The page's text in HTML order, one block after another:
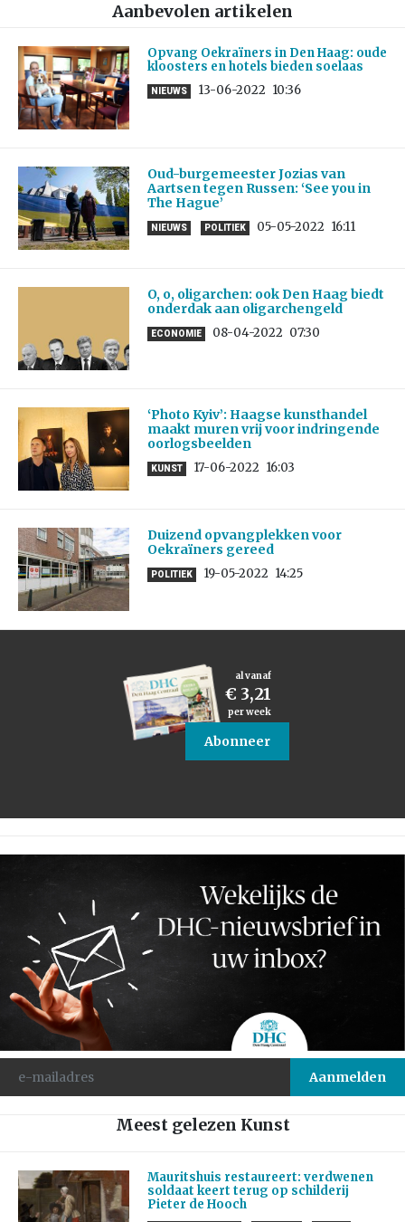
Aanbevolen artikelen
Opvang Oekraïners in Den Haag: oude
kloosters en hotels bieden soelaas
NIEUWS 13-06-2022 10:36
Oud-burgemeester Jozias van
Aartsen tegen Russen: ‘See you in
The Hague’
NIEUWS POLITIEK 05-05-2022 16:11
O, o, oligarchen: ook Den Haag biedt
onderdak aan oligarchengeld
ECONOMIE 08-04-2022 07:30
‘Photo Kyiv’: Haagse kunsthandel
maakt muren vrij voor indringende
oorlogsbeelden
KUNST 17-06-2022 16:03
Duizend opvangplekken voor
Oekraïners gereed
POLITIEK 19-05-2022 14:25
al vanaf
€ 3,21
per week
Abonneer
Meest gelezen Kunst
Mauritshuis restaureert: verdwenen
soldaat keert terug op schilderij
Pieter de Hooch